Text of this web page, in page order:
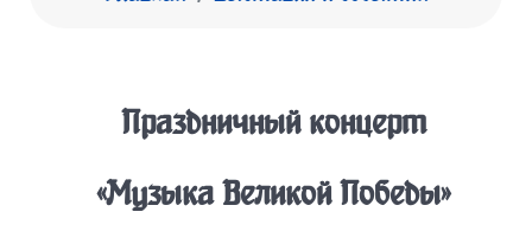
Праздничный концерт
«Музыка Великой Победы»